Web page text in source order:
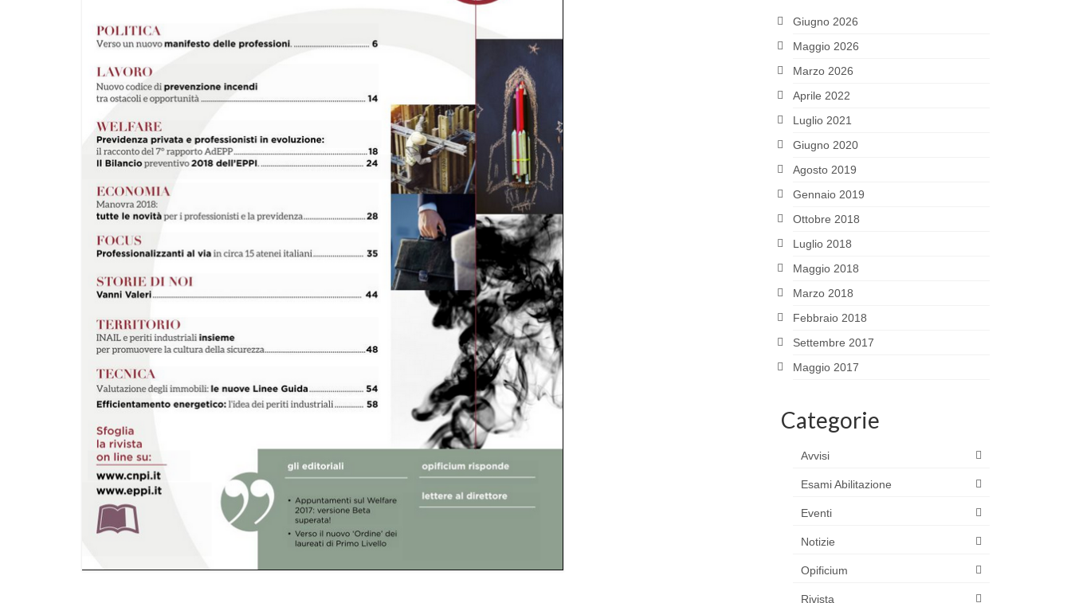
Giugno 2026
Maggio 2026
Marzo 2026
Aprile 2022
Luglio 2021
Giugno 2020
Agosto 2019
Gennaio 2019
Ottobre 2018
Luglio 2018
Maggio 2018
Marzo 2018
Febbraio 2018
Settembre 2017
Maggio 2017
Categorie
Avvisi
Esami Abilitazione
Eventi
Notizie
Opificium
Rivista